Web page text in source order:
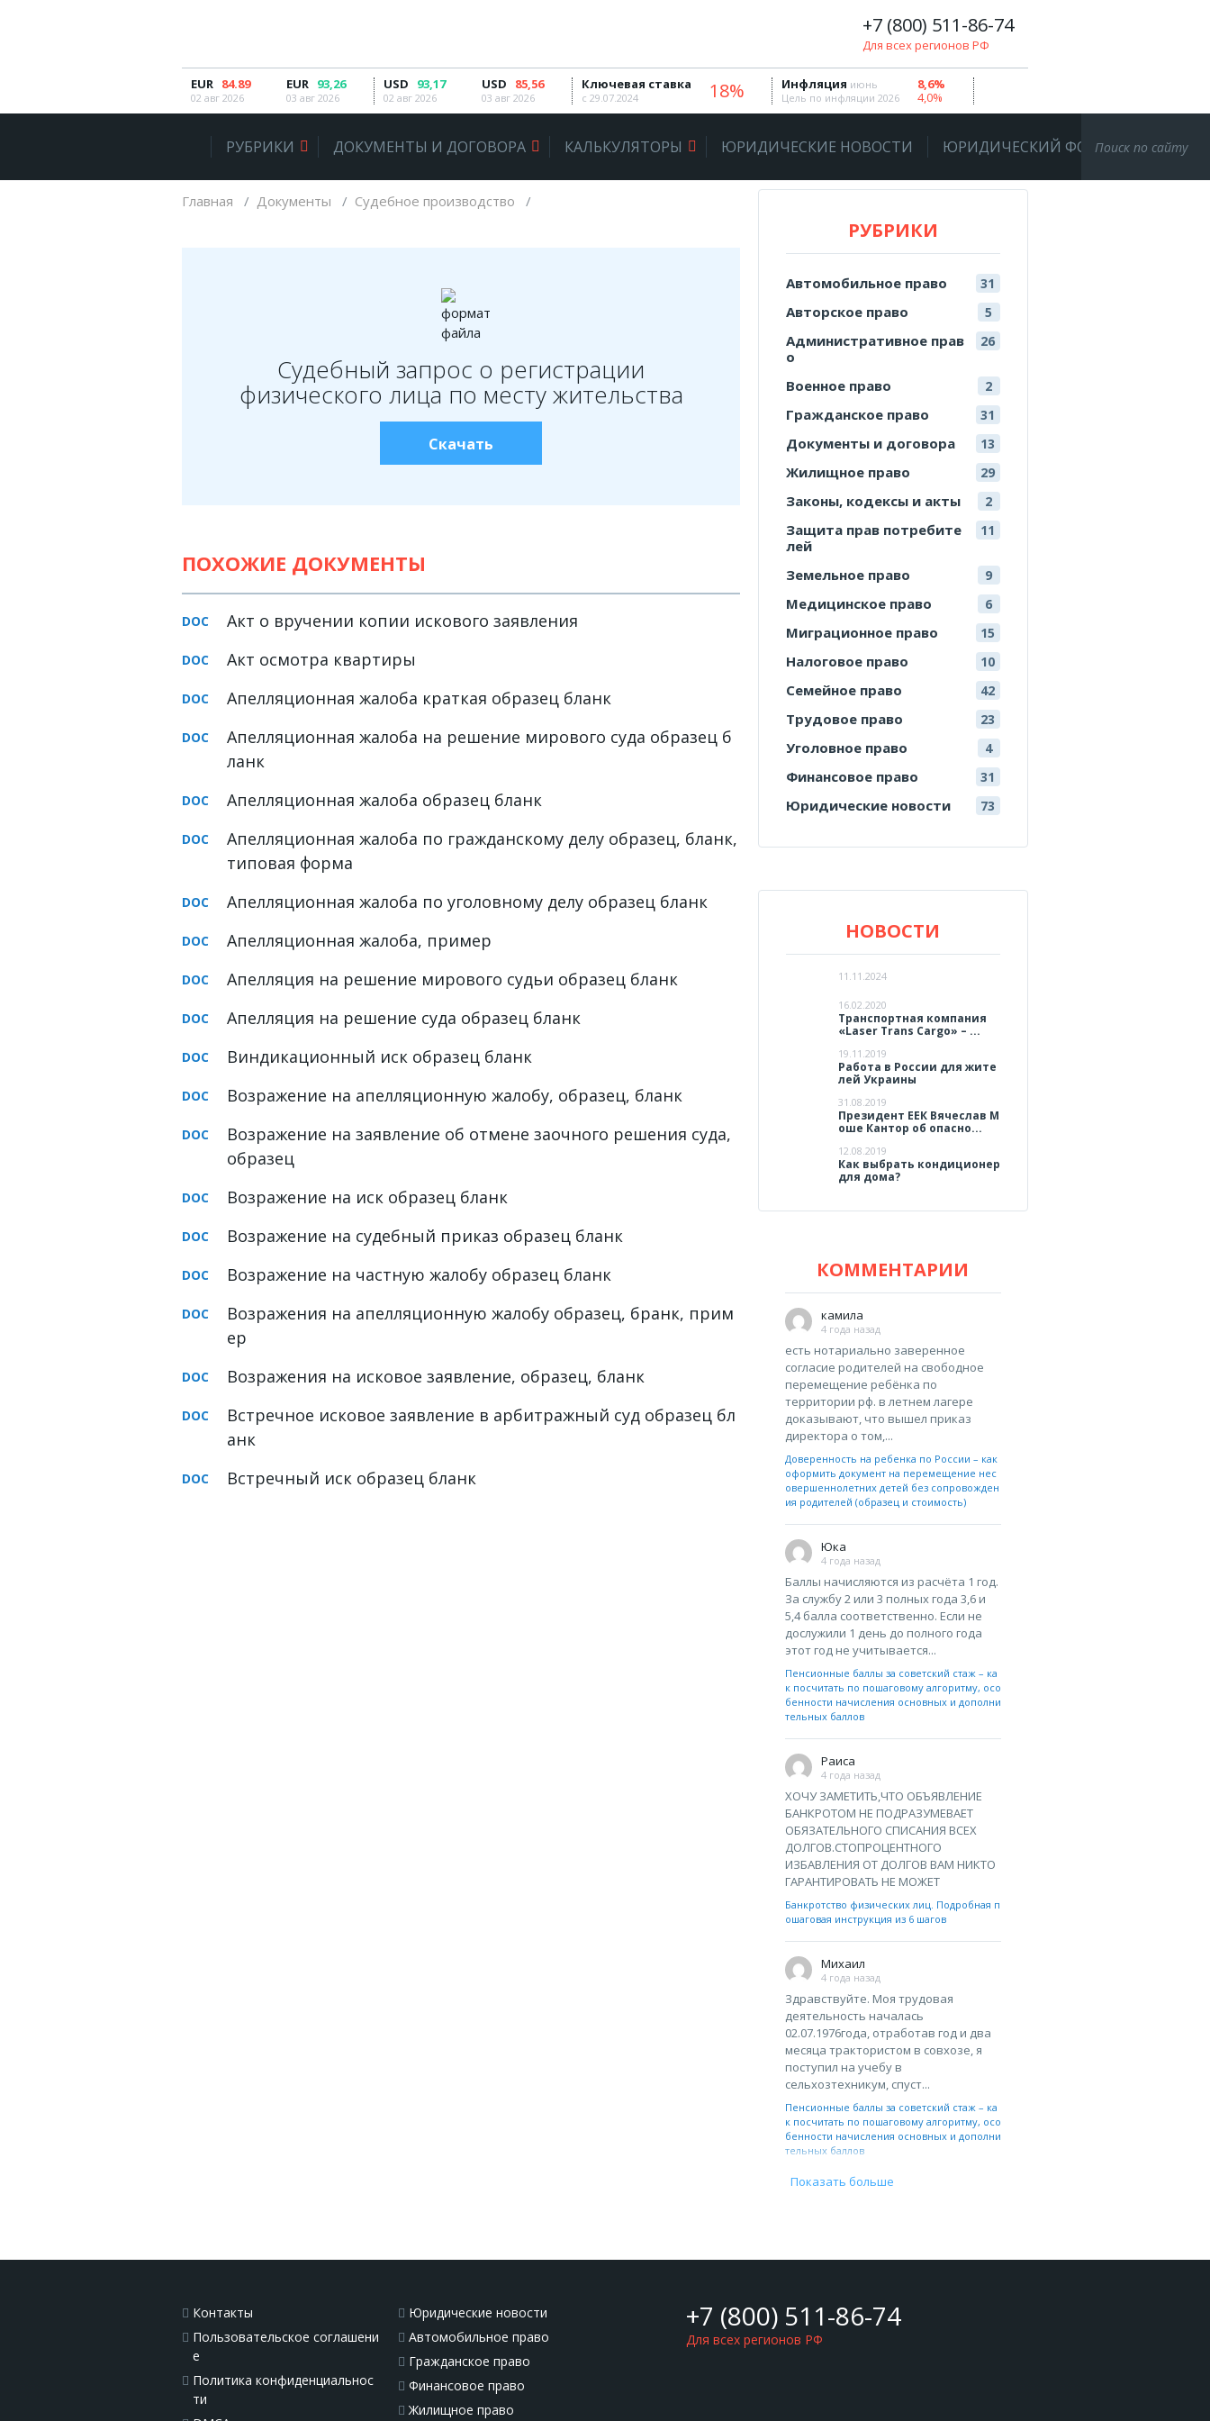
Для всех регионов РФ
+7 (800) 511-86-74
EUR 84.89
02 авг 2026
EUR 93,26
03 авг 2026
USD 93,17
02 авг 2026
USD 85,56
03 авг 2026
Ключевая ставка
с 29.07.2024 18% Инфляция июнь
Цель по инфляции 2026
8,6%
4,0%
РУБРИКИ ДОКУМЕНТЫ И ДОГОВОРА КАЛЬКУЛЯТОРЫ ЮРИДИЧЕСКИЕ НОВОСТИ ЮРИДИЧЕСКИЙ ФОРУМ
Главная Документы Судебное производство
Судебный запрос о регистрации
физического лица по месту жительства
Скачать
ПОХОЖИЕ ДОКУМЕНТЫ
Акт о вручении копии искового заявления
Акт осмотра квартиры
Апелляционная жалоба краткая образец бланк
Апелляционная жалоба на решение мирового суда образец б
ланк
Апелляционная жалоба образец бланк
Апелляционная жалоба по гражданскому делу образец, бланк,
типовая форма
Апелляционная жалоба по уголовному делу образец бланк
Апелляционная жалоба, пример
Апелляция на решение мирового судьи образец бланк
Апелляция на решение суда образец бланк
Виндикационный иск образец бланк
Возражение на апелляционную жалобу, образец, бланк
Возражение на заявление об отмене заочного решения суда,
образец
Возражение на иск образец бланк
Возражение на судебный приказ образец бланк
Возражение на частную жалобу образец бланк
Возражения на апелляционную жалобу образец, бранк, прим
ер
Возражения на исковое заявление, образец, бланк
Встречное исковое заявление в арбитражный суд образец бл
анк
Встречный иск образец бланк
РУБРИКИ
Автомобильное право 31
Авторское право 5
Административное прав
о
26
Военное право 2
Гражданское право 31
Документы и договора 13
Жилищное право 29
Законы, кодексы и акты 2
Защита прав потребите
лей
11
Земельное право 9
Медицинское право 6
Миграционное право 15
Налоговое право 10
Семейное право 42
Трудовое право 23
Уголовное право 4
Финансовое право 31
Юридические новости 73
НОВОСТИ
11.11.2024
16.02.2020
Транспортная компания
«Laser Trans Cargo» – ...
19.11.2019
Работа в России для жите
лей Украины
31.08.2019
Президент ЕЕК Вячеслав М
оше Кантор об опасно...
12.08.2019
Как выбрать кондиционер
для дома?
КОММЕНТАРИИ
камила
4 года назад
есть нотариально заверенное
согласие родителей на свободное
перемещение ребёнка по
территории рф. в летнем лагере
доказывают, что вышел приказ
директора о том,...
Доверенность на ребенка по России – как
оформить документ на перемещение нес
овершеннолетних детей без сопровожден
ия родителей (образец и стоимость)
Юка
4 года назад
Баллы начисляются из расчёта 1 год.
За службу 2 или 3 полных года 3,6 и
5,4 балла соответственно. Если не
дослужили 1 день до полного года
этот год не учитывается...
Пенсионные баллы за советский стаж – ка
к посчитать по пошаговому алгоритму, осо
бенности начисления основных и дополни
тельных баллов
Раиса
4 года назад
ХОЧУ ЗАМЕТИТЬ,ЧТО ОБЪЯВЛЕНИЕ
БАНКРОТОМ НЕ ПОДРАЗУМЕВАЕТ
ОБЯЗАТЕЛЬНОГО СПИСАНИЯ ВСЕХ
ДОЛГОВ.СТОПРОЦЕНТНОГО
ИЗБАВЛЕНИЯ ОТ ДОЛГОВ ВАМ НИКТО
ГАРАНТИРОВАТЬ НЕ МОЖЕТ
Банкротство физических лиц. Подробная п
ошаговая инструкция из 6 шагов
Михаил
4 года назад
Здравствуйте. Моя трудовая
деятельность началась
02.07.1976года, отработав год и два
месяца трактористом в совхозе, я
поступил на учебу в
сельхозтехникум, спуст...
Пенсионные баллы за советский стаж – ка
к посчитать по пошаговому алгоритму, осо
бенности начисления основных и дополни
тельных баллов
Показать больше
Контакты
Пользовательское соглашени
е
Политика конфиденциальнос
ти
Юридические новости
Автомобильное право
Гражданское право
Финансовое право
Жилищное право
+7 (800) 511-86-74
Для всех регионов РФ
+7 (800) 511-86-74
Для всех регионов РФ
Следите за новостями